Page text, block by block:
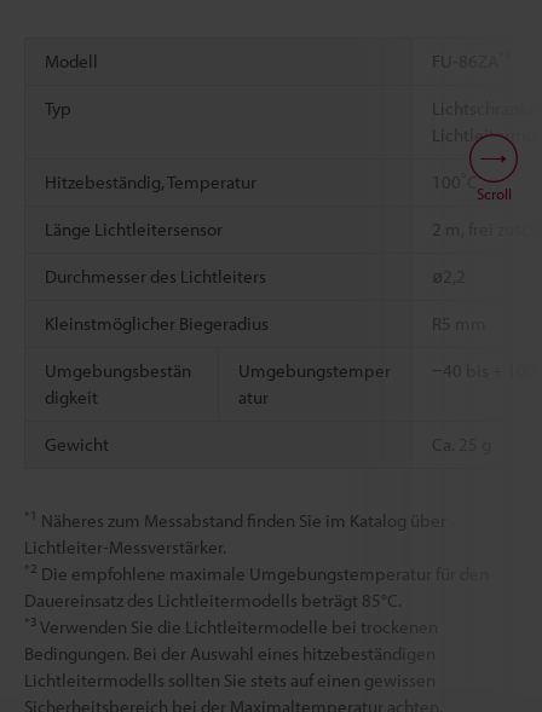
Modell FU-86ZA
Typ
Hitzebeständig, Temperatur 100˚C*2*3
Länge Lichtleitersensor 2 m, frei
Durchmesser des Lichtleiters ø2,2
Kleinstmöglicher Biegeradius R5 mm
Umgebungsbestän
digkeit
Umgebungstemper
atur
−40 bis +
Gewicht Ca. 25 g
*1 Näheres zum Messabstand finden Sie im Katalog über
Lichtleiter-Messverstärker.
*2 Die empfohlene maximale Umgebungstemperatur für den
Dauereinsatz des Lichtleitermodells beträgt 85°C.
*3 Verwenden Sie die Lichtleitermodelle bei trockenen
Bedingungen. Bei der Auswahl eines hitzebeständigen
Lichtleitermodells sollten Sie stets auf einen gewissen
Sicherheitsbereich bei der Maximaltemperatur achten.
Scroll